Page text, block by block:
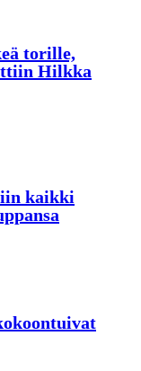
torille,
Hilkka
kaikki